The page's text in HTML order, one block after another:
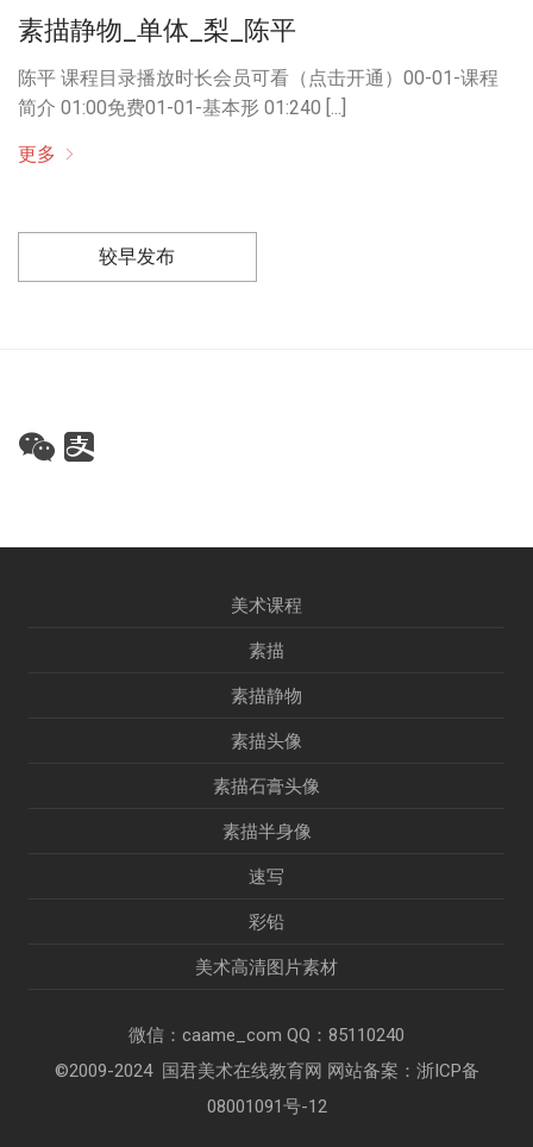
素描静物_单体_梨_陈平
陈平 课程目录播放时长会员可看（点击开通）00-01-课程
简介 01:00免费01-01-基本形 01:240 [...]
更多
较早发布
美术课程
素描
素描静物
素描头像
素描石膏头像
素描半身像
速写
彩铅
美术高清图片素材
微信：caame_com QQ：85110240
©2009-2024 国君美术在线教育网 网站备案： 浙ICP备
08001091号-12